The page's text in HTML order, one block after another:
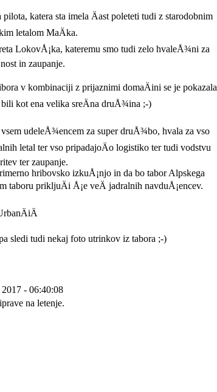
katera sta imela Äast poleteti tudi z starodobnim
letalom MaÄka.
LokovÅ¡ka, kateremu smo tudi zelo hvaleÅ¾ni za
in zaupanje.
v kombinaciji z prijaznimi domaÄini se je pokazala
bili kot ena velika sreÄna druÅ¾ina ;-)
udeleÅ¾encem za super druÅ¾bo, hvala za vso
letal ter vso pripadajoÄo logistiko ter tudi vodstvu
ter zaupanje.
hribovsko izkuÅ¡njo in da bo tabor Alpskega
taboru prikljuÄi Å¡e veÄ jadralnih navduÅ¡encev.
sledi tudi nekaj foto utrinkov iz tabora ;-)
- 06:40:08
na letenje.